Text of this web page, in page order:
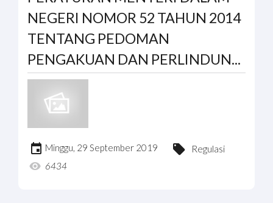
NEGERI NOMOR 52 TAHUN 2014
TENTANG PEDOMAN
PENGAKUAN DAN PERLINDUN...
Minggu, 29 September 2019
Regulasi
6434